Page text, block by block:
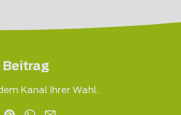
Beitrag
Kanal Ihrer Wahl.